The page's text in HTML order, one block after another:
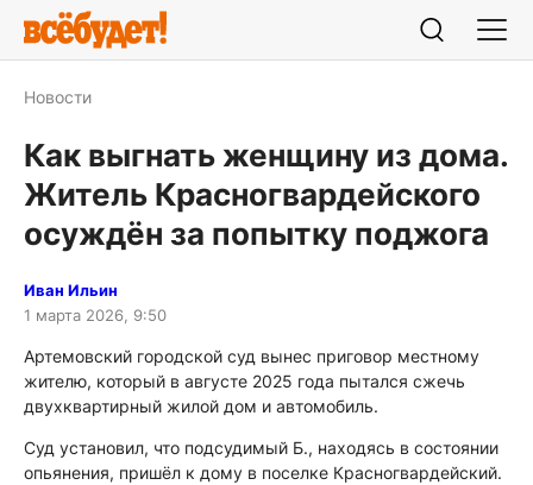
Новости
Как выгнать женщину из дома.
Житель Красногвардейского
осуждён за попытку поджога
Иван Ильин
1 марта 2026, 9:50
Артемовский городской суд вынес приговор местному
жителю, который в августе 2025 года пытался сжечь
двухквартирный жилой дом и автомобиль.
Суд установил, что подсудимый Б., находясь в состоянии
опьянения, пришёл к дому в поселке Красногвардейский.